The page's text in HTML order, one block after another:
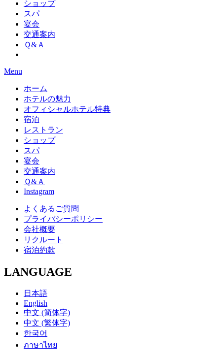
ショップ
スパ
宴会
交通案内
Ｑ&Ａ
Menu
ホーム
ホテルの魅力
オフィシャルホテル特典
宿泊
レストラン
ショップ
スパ
宴会
交通案内
Ｑ&Ａ
Instagram
よくあるご質問
プライバシーポリシー
会社概要
リクルート
宿泊約款
LANGUAGE
日本語
English
中文 (简体字)
中文 (繁体字)
한국어
ภาษาไทย